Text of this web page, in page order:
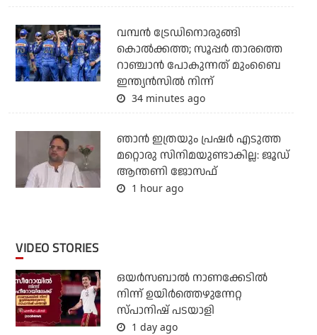
വമ്പന്‍ ട്രേഡിനൊരുങ്ങി
കൊല്‍ക്കത്ത; സൂപ്പര്‍ താരത്തെ
റാഞ്ചാന്‍ പോകുന്നത് മുംബൈ
ഇന്ത്യന്‍സില്‍ നിന്ന്
34 minutes ago
ഞാന്‍ ഇത്രയും പ്രഷര്‍ എടുത്ത
മറ്റൊരു സിനിമയുണ്ടാകില്ല: ജൂഡ്
ആന്തണി ജോസഫ്
1 hour ago
VIDEO STORIES
ഒയര്‍സബാൽ നാണക്കേടിൽ
നിന്ന് ഉയിർത്തെഴുന്നേറ്റ
സ്പാനിഷ് പടയാളി
1 day ago